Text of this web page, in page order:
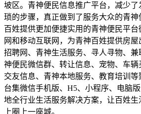
坡区。青神便民信息推广平台，减少
琐的步骤，真正做到了服务大众的青
百姓提供更加便捷实用的青神便民平
网和移动互联网，为青神百姓提供房屋
招聘网、青神生活服务、寻人寻物、
神便民微信群、转让信息、宠物、车
交友信息、青神本地服务、教育培训
台集微信手机版、H5、小程序、电脑
地全行业生活服务解决方案，让百姓
上圈上一座城。